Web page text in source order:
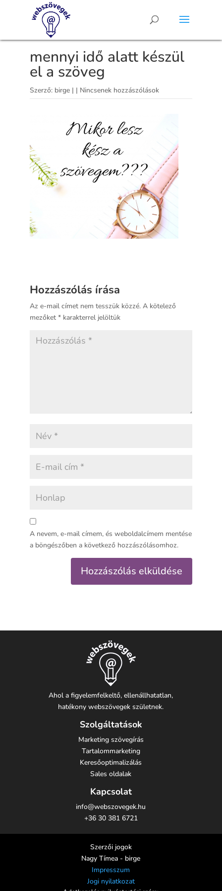
mennyi idő alatt készül
el a szöveg
Szerző: birge| | Nincsenek hozzászólások
Hozzászólás írása
Az e-mail címet nem tesszük közzé. A kötelező
mezőket *karakterrel jelöltük
A nevem, e-mail címem, és weboldalcímem mentése
a böngészőben a következő hozzászólásomhoz.
Ahol a figyelemfelkeltő, ellenállhatatlan,
hatékony webszövegek születnek.
Szolgáltatások
Marketing szövegírás
Tartalommarketing
Keresőoptimalizálás
Sales oldalak
Kapcsolat
info@webszovegek.hu
+36 30 381 6721
Szerzői jogok
Nagy Tímea - birge
Impresszum
Jogi nyilatkozat